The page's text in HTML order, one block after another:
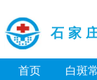
石家
首页 白斑